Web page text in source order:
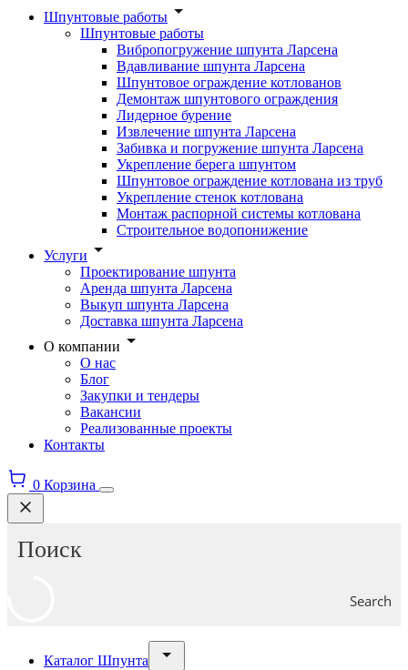
Шпунтовые работы
Шпунтовые работы
Вибропогружение шпунта Ларсена
Вдавливание шпунта Ларсена
Шпунтовое ограждение котлованов
Демонтаж шпунтового ограждения
Лидерное бурение
Извлечение шпунта Ларсена
Забивка и погружение шпунта Ларсена
Укрепление берега шпунтом
Шпунтовое ограждение котлована из труб
Укрепление стенок котлована
Монтаж распорной системы котлована
Строительное водопонижение
Услуги
Проектирование шпунта
Аренда шпунта Ларсена
Выкуп шпунта Ларсена
Доставка шпунта Ларсена
О компании
О нас
Блог
Закупки и тендеры
Вакансии
Реализованные проекты
Контакты
0 Корзина
Search
Каталог Шпунта